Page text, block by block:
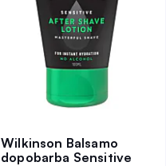
Wilkinson Balsamo
dopobarba Sensitive